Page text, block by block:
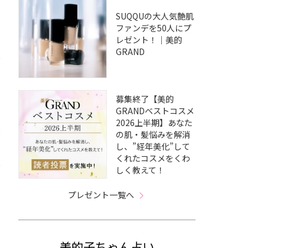
SUQQUの大人気艶肌
ファンデを50人にプ
レゼント！｜美的
GRAND
募集終了【美的
GRANDベストコスメ
2026上半期】あなた
の肌・髪悩みを解消
し、”経年美化”して
くれたコスメをくわ
しく教えて！
プレゼント一覧へ